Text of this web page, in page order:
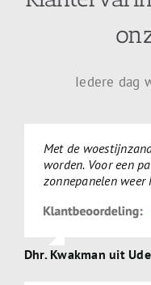
Iedere dag
Met de
worden. Voor een
zonnepanelen weer
Dhr. Kwakman uit